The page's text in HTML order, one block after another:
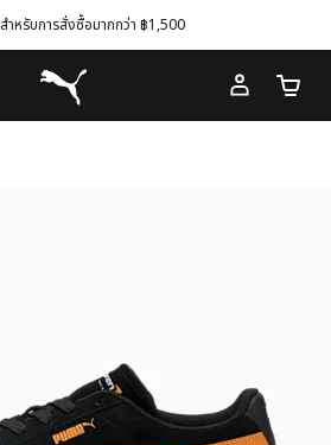
สำหรับการสั่งซื้อมากกว่า ฿1,500
Puma โฮม
จำนว